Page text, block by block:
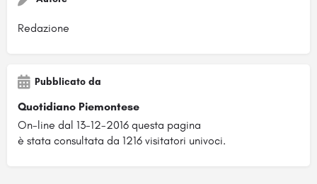
Redazione
Pubblicato da
Quotidiano Piemontese
On-line dal 13-12-2016 questa pagina
è stata consultata da 1216 visitatori univoci.